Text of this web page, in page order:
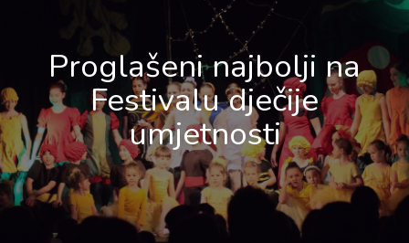
Proglašeni najbolji na
Festivalu dječije
umjetnosti